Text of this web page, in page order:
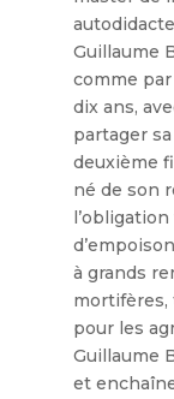
Guillaume
comme
dix ans,
partager
deuxième
né de son
à grands
mortifères,
pour les
Guillaume
et